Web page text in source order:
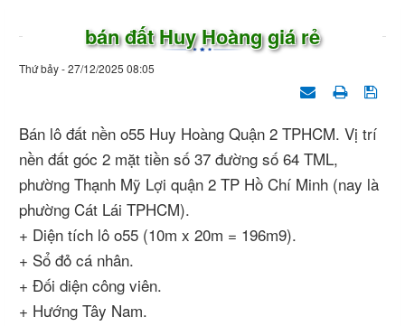
bán đất Huy Hoàng giá rẻ
Thứ bảy - 27/12/2025 08:05
Bán lô đất nền o55 Huy Hoàng Quận 2 TPHCM. Vị trí
nền đất góc 2 mặt tiền số 37 đường số 64 TML,
phường Thạnh Mỹ Lợi quận 2 TP Hồ Chí Minh (nay là
phường Cát Lái TPHCM).
+ Diện tích lô o55 (10m x 20m = 196m9).
+ Sổ đỏ cá nhân.
+ Đối diện công viên.
+ Hướng Tây Nam.